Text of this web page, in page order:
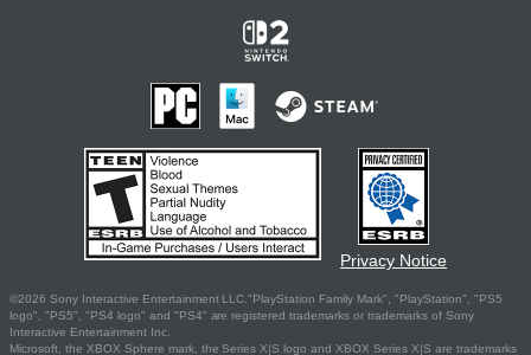
Privacy Notice
©2026 Sony Interactive Entertainment LLC."PlayStation Family Mark", "PlayStation", "PS5
logo", "PS5", "PS4 logo" and "PS4" are registered trademarks or trademarks of Sony
Interactive Entertainment Inc.
Microsoft, the XBOX Sphere mark, the Series X|S logo and XBOX Series X|S are trademarks